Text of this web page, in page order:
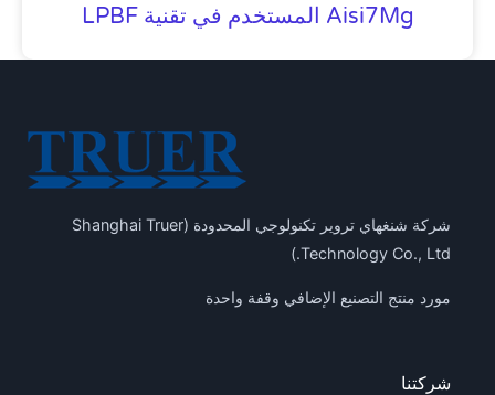
Aisi7Mg المستخدم في تقنية LPBF
شركة شنغهاي تروير تكنولوجي المحدودة (Shanghai Truer
Technology Co., Ltd.)
مورد منتج التصنيع الإضافي وقفة واحدة
شركتنا